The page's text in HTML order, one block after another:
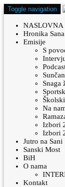
Toggle navigation
NASLOVNA
Hronika Sana
Emisije
S
Snaga
Na
Izbori
Izbori
Jutro na Sani
Sanski Most
BiH
O nama
Kontakt